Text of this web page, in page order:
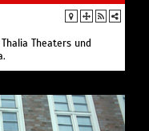
Theaters und